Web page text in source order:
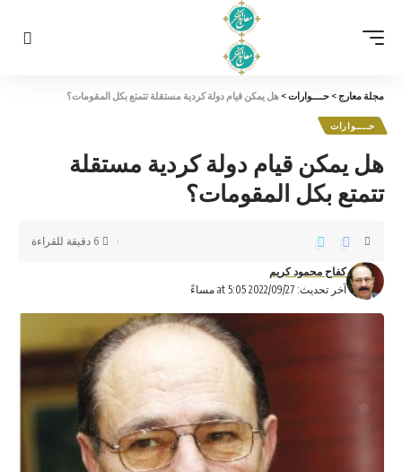
مجلة معارج> حــــوارات> هل يمكن قيام دولة كردية مستقلة تتمتع بكل المقومات؟
حــــوارات
هل يمكن قيام دولة كردية مستقلة
تتمتع بكل المقومات؟
آخر تحديث: 2022/09/27 at 5:05 مساءً
كفاح محمود كريم
6 دقيقة للقراءة